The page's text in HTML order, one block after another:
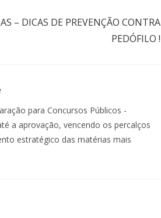
– DICAS DE PREVENÇÃO CONTRA
PEDÓFILO !
para Concursos Públicos -
a aprovação, vencendo os percalços
estratégico das matérias mais